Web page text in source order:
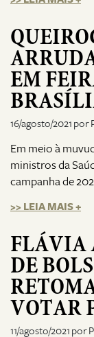
EM
16/agosto/2021 por
Em meio à
ministros da
campanha de
>> LEIA MAIS +
FLÁVIA
DE
VOTAR
11/agosto/2021 por